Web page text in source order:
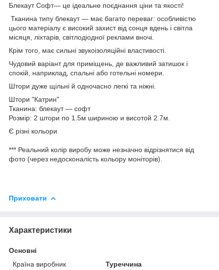
Блекаут Софт— це ідеальне поєднання ціни та якості!
Тканина типу блекаут — має багато переваг: особливістю
цього матеріалу є високий захист від сонця вдень і світла
місяця, ліхтарів, світлодіодної реклами вночі.
Крім того, має сильні звукоізоляційні властивості.
Чудовий варіант для приміщень, де важливий затишок і
спокій, наприклад, спальні або готельні номери.
Штори дуже щільні й одночасно легкі та ніжні.
Штори "Катрин"
Тканина: блекаут — софт
Розмір: 2 штори по 1.5м шириною и висотой 2.7м.
Є різні кольори
*** Реальний колір виробу може незначно відрізнятися від
фото (через недосконалість кольору моніторів).
Приховати
Характеристики
Основні
Країна виробник
Туреччина